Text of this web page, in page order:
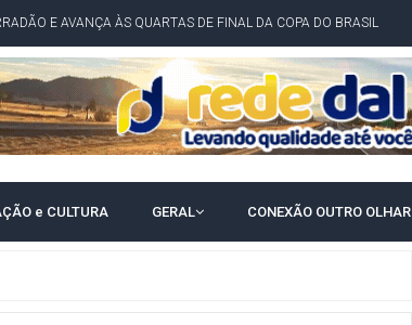
E AVANÇA ÀS QUARTAS DE FINAL DA COPA DO BRASIL
MÉDIO E LANTERNA NACIONAL NO ENSINO FUNDAMENTAL
TENSÃO DIPLOMÁTICA ENTRE BRASIL E ARGENTINA
PESQUISA PARANÁ PARA O GOVERNO DA BAHIA
são furtados em convenção do PT na Bahia
JERÔNIMO COM DISCURSO MODERADO DE LULA
DA BAHIA COM VANTAGEM PARA ACM NETO EM ENQUETES
e CULTURA GERAL CONEXÃO OUTRO OLHAR